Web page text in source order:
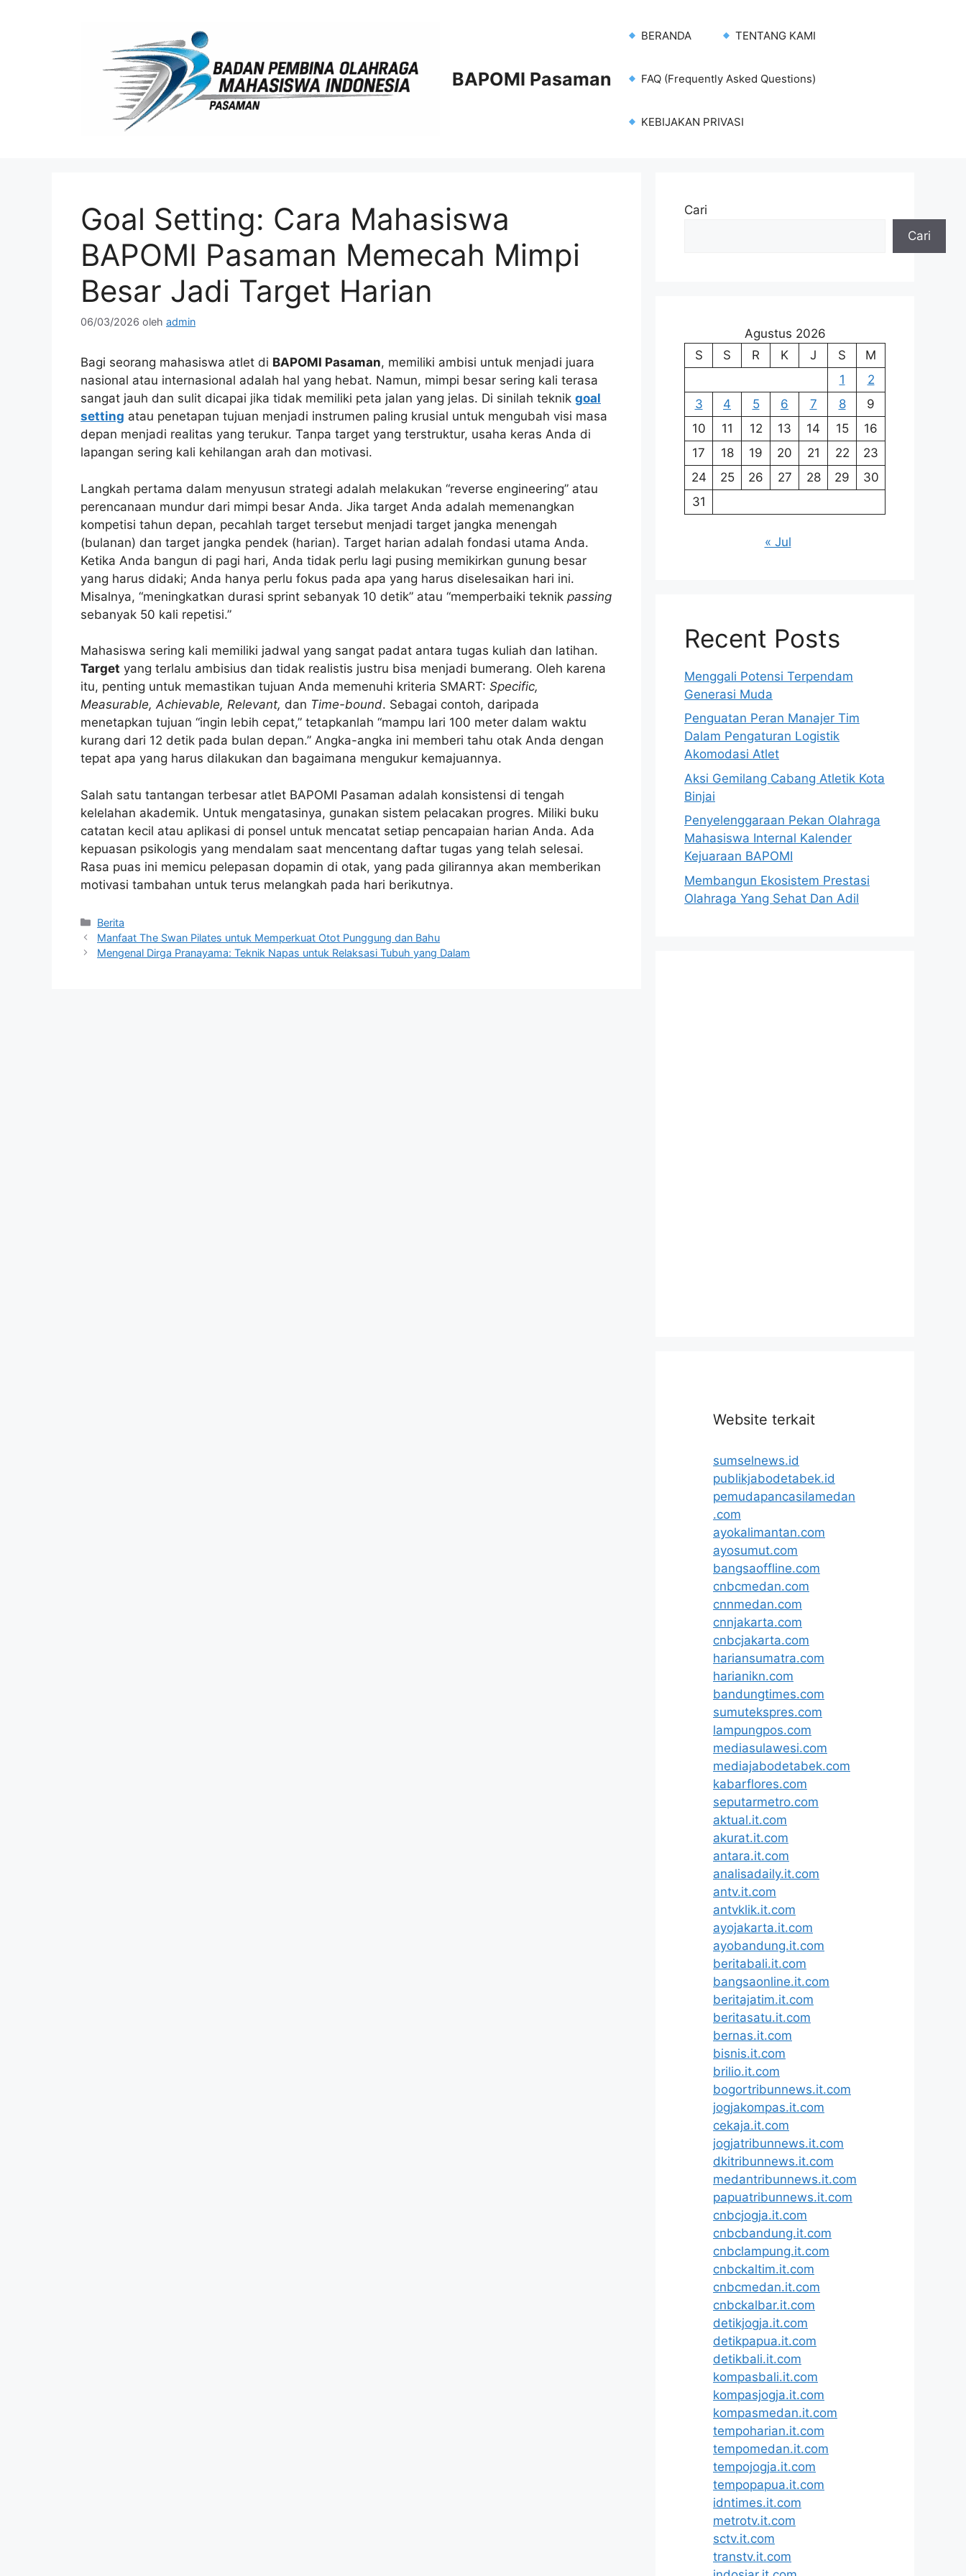
BAPOMI Pasaman
BERANDA TENTANG KAMI
FAQ (Frequently Asked Questions)
KEBIJAKAN PRIVASI
Goal Setting: Cara Mahasiswa
BAPOMI Pasaman Memecah Mimpi
Besar Jadi Target Harian
06/03/2026 oleh admin
Bagi seorang mahasiswa atlet di BAPOMI Pasaman, memiliki ambisi untuk menjadi juara
nasional atau internasional adalah hal yang hebat. Namun, mimpi besar sering kali terasa
sangat jauh dan sulit dicapai jika tidak memiliki peta jalan yang jelas. Di sinilah teknik goal
setting atau penetapan tujuan menjadi instrumen paling krusial untuk mengubah visi masa
depan menjadi realitas yang terukur. Tanpa target yang terstruktur, usaha keras Anda di
lapangan sering kali kehilangan arah dan motivasi.
Langkah pertama dalam menyusun strategi adalah melakukan “reverse engineering” atau
perencanaan mundur dari mimpi besar Anda. Jika target Anda adalah memenangkan
kompetisi tahun depan, pecahlah target tersebut menjadi target jangka menengah
(bulanan) dan target jangka pendek (harian). Target harian adalah fondasi utama Anda.
Ketika Anda bangun di pagi hari, Anda tidak perlu lagi pusing memikirkan gunung besar
yang harus didaki; Anda hanya perlu fokus pada apa yang harus diselesaikan hari ini.
Misalnya, “meningkatkan durasi sprint sebanyak 10 detik” atau “memperbaiki teknik passing
sebanyak 50 kali repetisi.”
Mahasiswa sering kali memiliki jadwal yang sangat padat antara tugas kuliah dan latihan.
Target yang terlalu ambisius dan tidak realistis justru bisa menjadi bumerang. Oleh karena
itu, penting untuk memastikan tujuan Anda memenuhi kriteria SMART: Specific,
Measurable, Achievable, Relevant, dan Time-bound. Sebagai contoh, daripada
menetapkan tujuan “ingin lebih cepat,” tetapkanlah “mampu lari 100 meter dalam waktu
kurang dari 12 detik pada bulan depan.” Angka-angka ini memberi tahu otak Anda dengan
tepat apa yang harus dilakukan dan bagaimana mengukur kemajuannya.
Salah satu tantangan terbesar atlet BAPOMI Pasaman adalah konsistensi di tengah
kelelahan akademik. Untuk mengatasinya, gunakan sistem pelacakan progres. Miliki buku
catatan kecil atau aplikasi di ponsel untuk mencatat setiap pencapaian harian Anda. Ada
kepuasan psikologis yang mendalam saat mencentang daftar tugas yang telah selesai.
Rasa puas ini memicu pelepasan dopamin di otak, yang pada gilirannya akan memberikan
motivasi tambahan untuk terus melangkah pada hari berikutnya.
Kategori
Berita
Manfaat The Swan Pilates untuk Memperkuat Otot Punggung dan Bahu
Mengenal Dirga Pranayama: Teknik Napas untuk Relaksasi Tubuh yang Dalam
Cari
Cari
Agustus 2026
S
S R K J S
M
1
2
3
4 5 6 7 8
9
10
11 12 13 14 15
16
17
18 19 20 21 22
23
24
25 26 27 28 29
30
31
« Jul
Recent Posts
Menggali Potensi Terpendam
Generasi Muda
Penguatan Peran Manajer Tim
Dalam Pengaturan Logistik
Akomodasi Atlet
Aksi Gemilang Cabang Atletik Kota
Binjai
Penyelenggaraan Pekan Olahraga
Mahasiswa Internal Kalender
Kejuaraan BAPOMI
Membangun Ekosistem Prestasi
Olahraga Yang Sehat Dan Adil
Website terkait
sumselnews.id
publikjabodetabek.id
pemudapancasilamedan
.com
ayokalimantan.com
ayosumut.com
bangsaoffline.com
cnbcmedan.com
cnnmedan.com
cnnjakarta.com
cnbcjakarta.com
hariansumatra.com
harianikn.com
bandungtimes.com
sumutekspres.com
lampungpos.com
mediasulawesi.com
mediajabodetabek.com
kabarflores.com
seputarmetro.com
aktual.it.com
akurat.it.com
antara.it.com
analisadaily.it.com
antv.it.com
antvklik.it.com
ayojakarta.it.com
ayobandung.it.com
beritabali.it.com
bangsaonline.it.com
beritajatim.it.com
beritasatu.it.com
bernas.it.com
bisnis.it.com
brilio.it.com
bogortribunnews.it.com
jogjakompas.it.com
cekaja.it.com
jogjatribunnews.it.com
dkitribunnews.it.com
medantribunnews.it.com
papuatribunnews.it.com
cnbcjogja.it.com
cnbcbandung.it.com
cnbclampung.it.com
cnbckaltim.it.com
cnbcmedan.it.com
cnbckalbar.it.com
detikjogja.it.com
detikpapua.it.com
detikbali.it.com
kompasbali.it.com
kompasjogja.it.com
kompasmedan.it.com
tempoharian.it.com
tempomedan.it.com
tempojogja.it.com
tempopapua.it.com
idntimes.it.com
metrotv.it.com
sctv.it.com
transtv.it.com